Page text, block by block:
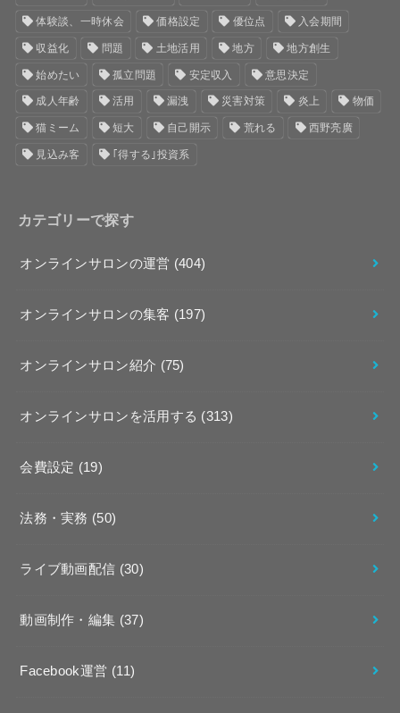
体験談、一時休会 価格設定 優位点 入会期間
収益化 問題 土地活用 地方 地方創生
始めたい 孤立問題 安定収入 意思決定
成人年齢 活用 漏洩 災害対策 炎上 物価
猫ミーム 短大 自己開示 荒れる 西野亮廣
見込み客 ｢得する｣投資系
カテゴリーで探す
オンラインサロンの運営 (404)
オンラインサロンの集客 (197)
オンラインサロン紹介 (75)
オンラインサロンを活用する (313)
会費設定 (19)
法務・実務 (50)
ライブ動画配信 (30)
動画制作・編集 (37)
Facebook運営 (11)